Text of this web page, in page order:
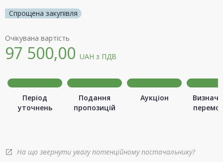
Спрощена закупівля
Очікувана вартість
97 500,00 UAH з ПДВ
Період
уточнень
Подання
пропозицій
Аукціон
open_in_new На що звернути увагу потенційному постачальнику?